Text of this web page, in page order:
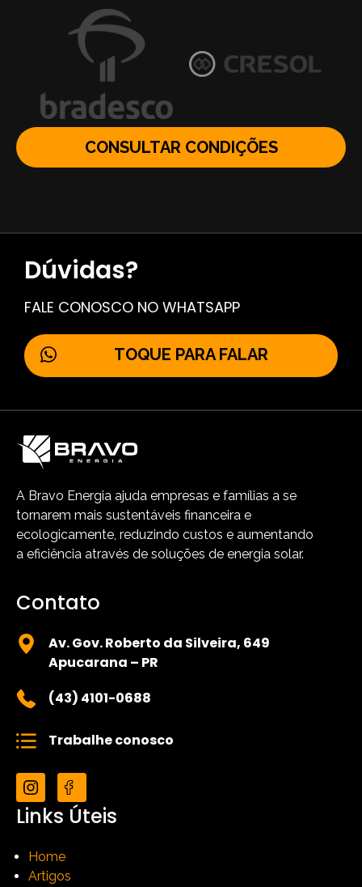
CONSULTAR CONDIÇÕES
Dúvidas?
FALE CONOSCO NO WHATSAPP
TOQUE PARA FALAR
A Bravo Energia ajuda empresas e famílias a se
tornarem mais sustentáveis financeira e
ecologicamente, reduzindo custos e aumentando
a eficiência através de soluções de energia solar.
Contato
Av. Gov. Roberto da Silveira, 649
Apucarana – PR
(43) 4101-0688
Trabalhe conosco
Links Úteis
Home
Artigos